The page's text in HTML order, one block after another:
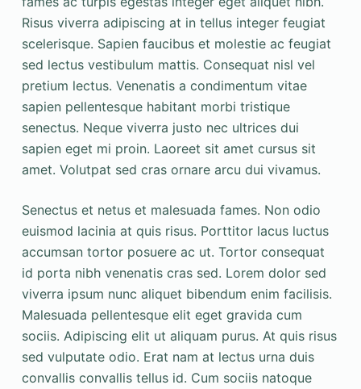
Risus viverra adipiscing at in tellus integer feugiat
scelerisque. Sapien faucibus et molestie ac feugiat
sed lectus vestibulum mattis. Consequat nisl vel
pretium lectus. Venenatis a condimentum vitae
sapien pellentesque habitant morbi tristique
senectus. Neque viverra justo nec ultrices dui
sapien eget mi proin. Laoreet sit amet cursus sit
amet. Volutpat sed cras ornare arcu dui vivamus.
Senectus et netus et malesuada fames. Non odio
euismod lacinia at quis risus. Porttitor lacus luctus
accumsan tortor posuere ac ut. Tortor consequat
id porta nibh venenatis cras sed. Lorem dolor sed
viverra ipsum nunc aliquet bibendum enim facilisis.
Malesuada pellentesque elit eget gravida cum
sociis. Adipiscing elit ut aliquam purus. At quis risus
sed vulputate odio. Erat nam at lectus urna duis
convallis convallis tellus id. Cum sociis natoque